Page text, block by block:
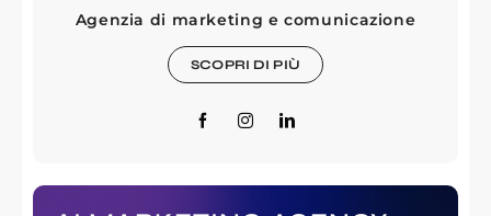
Agenzia di marketing e comunicazione
SCOPRI DI PIÙ